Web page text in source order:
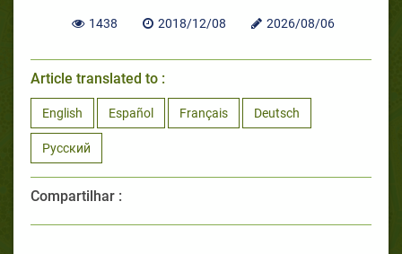
1438 2018/12/08 2026/08/06
Article translated to :
English Español Français Deutsch
Русский
Compartilhar :